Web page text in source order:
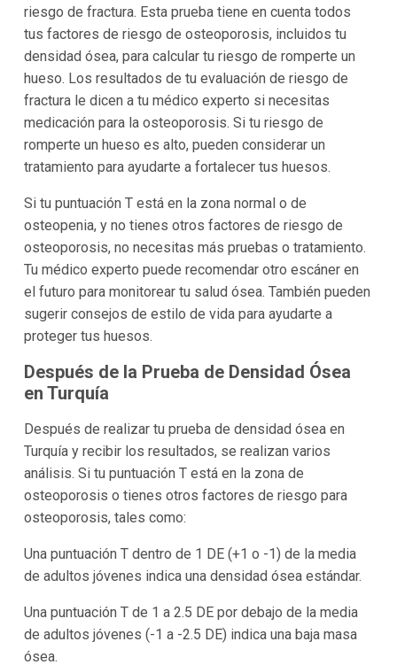
riesgo de fractura. Esta prueba tiene en cuenta todos
tus factores de riesgo de osteoporosis, incluidos tu
densidad ósea, para calcular tu riesgo de romperte un
hueso. Los resultados de tu evaluación de riesgo de
fractura le dicen a tu médico experto si necesitas
medicación para la osteoporosis. Si tu riesgo de
romperte un hueso es alto, pueden considerar un
tratamiento para ayudarte a fortalecer tus huesos.
Si tu puntuación T está en la zona normal o de
osteopenia, y no tienes otros factores de riesgo de
osteoporosis, no necesitas más pruebas o tratamiento.
Tu médico experto puede recomendar otro escáner en
el futuro para monitorear tu salud ósea. También pueden
sugerir consejos de estilo de vida para ayudarte a
proteger tus huesos.
Después de la Prueba de Densidad Ósea
en Turquía
Después de realizar tu prueba de densidad ósea en
Turquía y recibir los resultados, se realizan varios
análisis. Si tu puntuación T está en la zona de
osteoporosis o tienes otros factores de riesgo para
osteoporosis, tales como:
Una puntuación T dentro de 1 DE (+1 o -1) de la media
de adultos jóvenes indica una densidad ósea estándar.
Una puntuación T de 1 a 2.5 DE por debajo de la media
de adultos jóvenes (-1 a -2.5 DE) indica una baja masa
ósea.